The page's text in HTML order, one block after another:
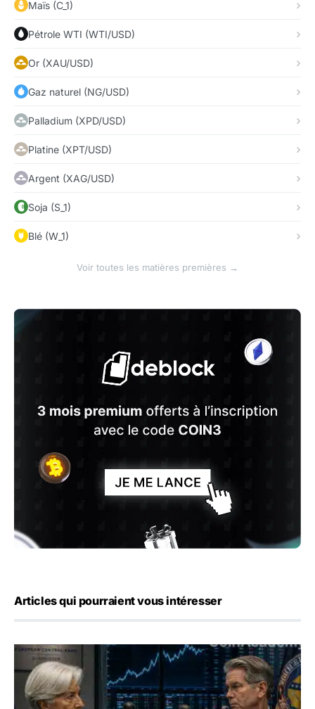
Maïs (C_1)
Pétrole WTI (WTI/USD)
Or (XAU/USD)
Gaz naturel (NG/USD)
Palladium (XPD/USD)
Platine (XPT/USD)
Argent (XAG/USD)
Soja (S_1)
Blé (W_1)
Voir toutes les matières premières →
Articles qui pourraient vous intéresser
Yen : Washington a vendu des euros sans prévenir la